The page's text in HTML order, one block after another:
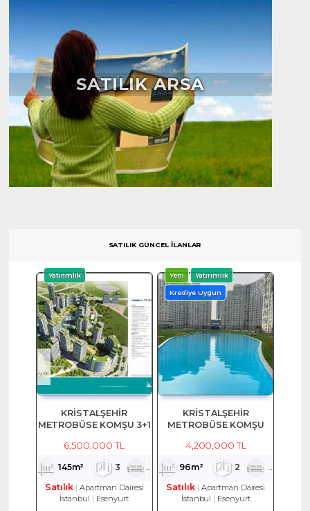
SATILIK ARSA
SATILIK GÜNCEL İLANLAR
Yatırımlık
KRİSTALŞEHİR
METROBÜSE KOMŞU 3+1
6,500,000 TL
145m² 3 1
2
Satılık
Apartman Dairesi
İstanbul
Esenyurt
Yeni Yatırımlık
Krediye Uygun
KRİSTALŞEHİR
METROBÜSE KOMŞU
DAİRE
4,200,000 TL
96m² 2
Satılık
Apartman Dairesi
İstanbul
Esenyurt